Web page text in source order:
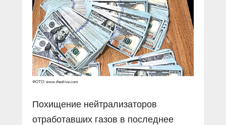
ФОТО: www.thedrive.com
Похищение нейтрализаторов
отработавших газов в последнее